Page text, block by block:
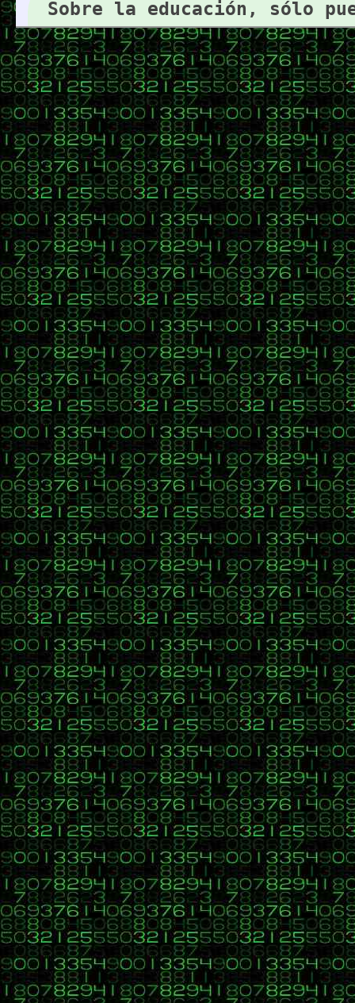
Sobre la educación, sólo
Abraham Lincoln (1808-1865)
aprenderaprogramar.com: Desde 2006 comprometidos